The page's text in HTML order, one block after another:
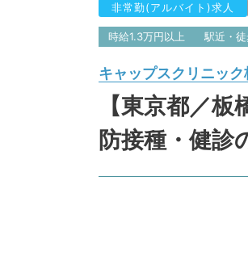
非常勤(アルバイト)求人
時給1.3万円以上 駅近・
キャップスクリニック
【東京都／
防接種・健診